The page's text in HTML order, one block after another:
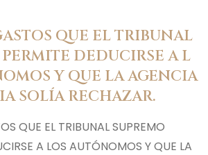
QUE EL TRIBUNAL
DEDUCIRSE A L
Y QUE LA AGENCIA
SOLÍA RECHAZAR.
QUE EL TRIBUNAL SUPREMO
A LOS AUTÓNOMOS Y QUE LA